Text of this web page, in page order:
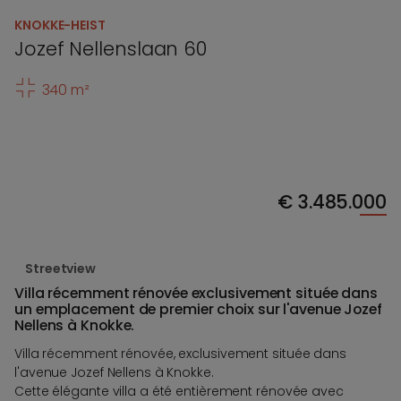
KNOKKE-HEIST
Jozef Nellenslaan 60
340 m²
€3.485.000
Streetview
Villa récemment rénovée exclusivement située dans
un emplacement de premier choix sur l'avenue Jozef
Nellens à Knokke.
Villa récemment rénovée, exclusivement située dans
l'avenue Jozef Nellens à Knokke.
Cette élégante villa a été entièrement rénovée avec